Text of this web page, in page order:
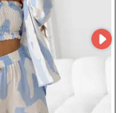
d’accompagner les
le développement de
clientèle. Un allié
votre activité et
tendance et qualité